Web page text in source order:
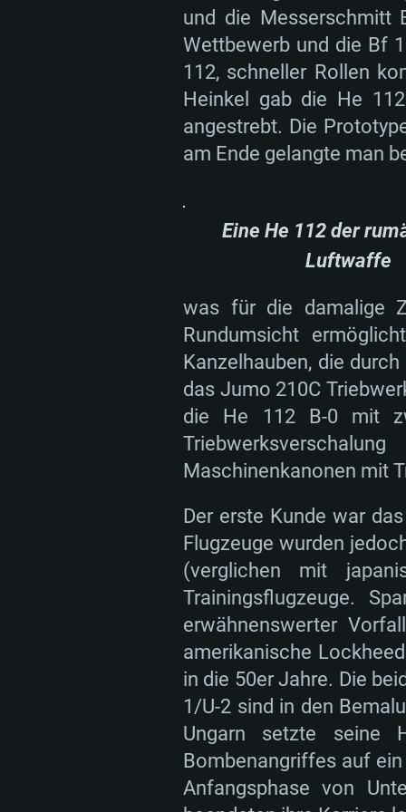
und die Messerschmitt
Wettbewerb und die Bf
112, schneller Rollen
Heinkel gab die He
angestrebt. Die
am Ende gelangte man
Eine He 112 der
Luftwaffe
was für die damalige
Rundumsicht
Kanzelhauben, die
das Jumo 210C
die He 112 B-0 mit
Maschinenkanonen mit
Der erste Kunde war
Flugzeuge wurden
(verglichen mit
Trainingsflugzeuge.
erwähnenswerter
amerikanische
in die 50er Jahre. Die
1/U-2 sind in den
Ungarn setzte seine
Bombenangriffes auf
Anfangsphase von